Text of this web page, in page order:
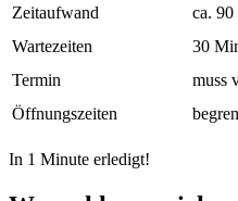
Zeitaufwand
ca.
Wartezeiten
30
Termin
muss
Öffnungszeiten
In 1 Minute erledigt!